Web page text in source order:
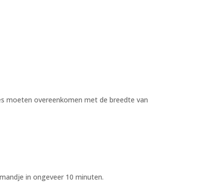
moeten overeenkomen met de breedte van
in ongeveer 10 minuten.